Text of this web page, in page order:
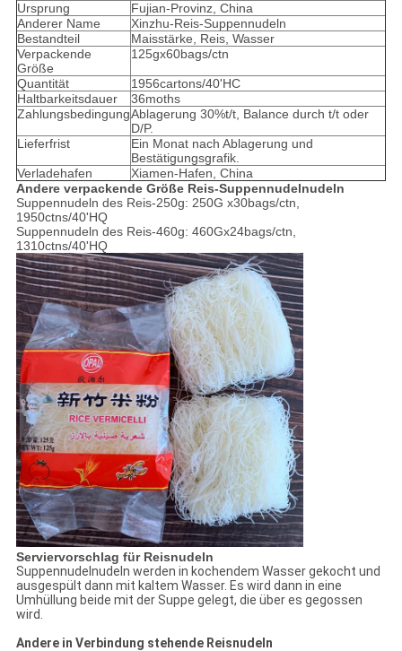
Ursprung
Fujian-Provinz, China
Anderer Name
Xinzhu-Reis-Suppennudeln
Bestandteil
Maisstärke, Reis, Wasser
Verpackende
Größe
125gx60bags/ctn
Quantität
1956cartons/40'HC
Haltbarkeitsdauer
36moths
ZahlungsbedingungAblagerung 30%t/t, Balance durch t/t oder
D/P.
Lieferfrist
Ein Monat nach Ablagerung und
Bestätigungsgrafik.
Verladehafen
Xiamen-Hafen, China
Andere verpackende Größe Reis-Suppennudelnudeln
Suppennudeln des Reis-250g: 250G x30bags/ctn,
1950ctns/40'HQ
Suppennudeln des Reis-460g: 460Gx24bags/ctn,
1310ctns/40'HQ
Serviervorschlag für Reisnudeln
Suppennudelnudeln werden in kochendem Wasser gekocht und
ausgespült dann mit kaltem Wasser. Es wird dann in eine
Umhüllung beide mit der Suppe gelegt, die über es gegossen
wird.
Andere in Verbindung stehende Reisnudeln